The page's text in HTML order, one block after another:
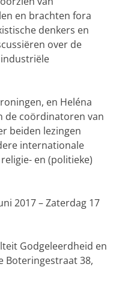
en brachten fora
denkers en
over de
en Heléna
de coördinatoren van
beiden lezingen
internationale
en (politieke)
2017 – Zaterdag 17
Godgeleerdheid en
Boteringestraat 38,